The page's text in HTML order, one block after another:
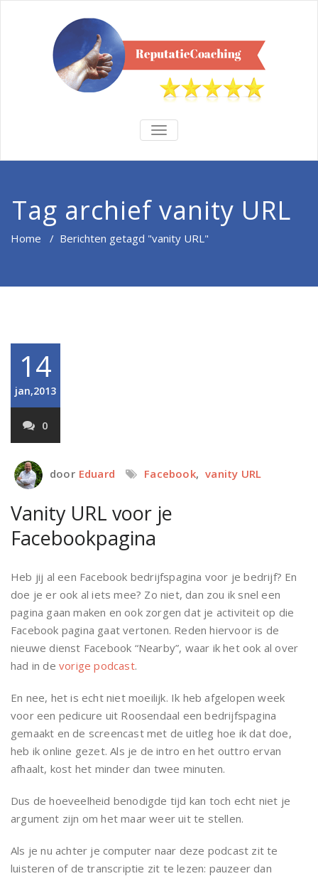
TOGGLE
Tag archief vanity URL
Home / Berichten getagd "vanity URL"
14
jan,2013
0
door Eduard Facebook, vanity URL
Vanity URL voor je
Facebookpagina
Heb jij al een Facebook bedrijfspagina voor je bedrijf? En
doe je er ook al iets mee? Zo niet, dan zou ik snel een
pagina gaan maken en ook zorgen dat je activiteit op die
Facebook pagina gaat vertonen. Reden hiervoor is de
nieuwe dienst Facebook “Nearby”, waar ik het ook al over
had in de vorige podcast.
En nee, het is echt niet moeilijk. Ik heb afgelopen week
voor een pedicure uit Roosendaal een bedrijfspagina
gemaakt en de screencast met de uitleg hoe ik dat doe,
heb ik online gezet. Als je de intro en het outtro ervan
afhaalt, kost het minder dan twee minuten.
Dus de hoeveelheid benodigde tijd kan toch echt niet je
argument zijn om het maar weer uit te stellen.
Als je nu achter je computer naar deze podcast zit te
luisteren of de transcriptie zit te lezen: pauzeer dan